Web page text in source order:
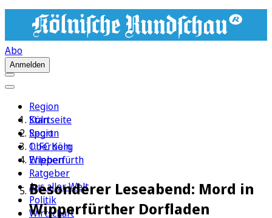
Abo
Anmelden
Region
Köln
Sport
1. FC Köln
Erleben
Ratgeber
Aus aller Welt
Politik
Wirtschaft
Startseite
Region
Oberberg
Wipperfürth
Besonderer Leseabend: Mord in
Wipperfürther Dorfladen